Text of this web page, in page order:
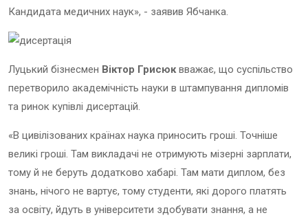
Кандидата медичних наук», - заявив Ябчанка.
Луцький бізнесмен Віктор Грисюквважає, що суспільство
перетворило академічність науки в штампування дипломів
та ринок купівлі дисертацій.
«В цивілізованих країнах наука приносить гроші. Точніше
великі гроші. Там викладачі не отримують мізерні зарплати,
тому й не беруть додатково хабарі. Там мати диплом, без
знань, нічого не вартує, тому студенти, які дорого платять
за освіту, йдуть в університети здобувати знання, а не